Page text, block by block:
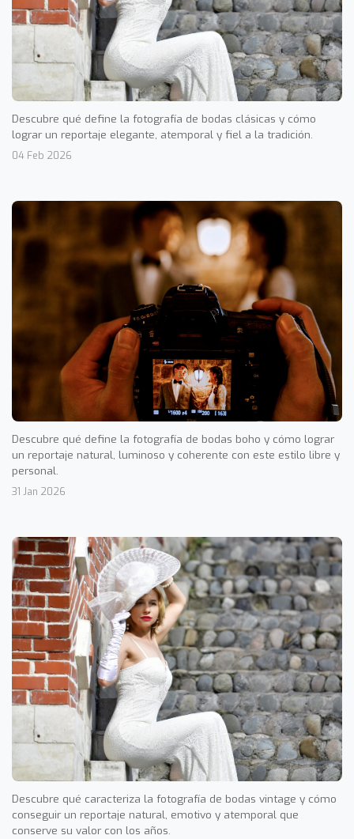
Descubre qué define la fotografía de bodas clásicas y cómo
lograr un reportaje elegante, atemporal y fiel a la tradición.
04 Feb 2026
Descubre qué define la fotografía de bodas boho y cómo lograr
un reportaje natural, luminoso y coherente con este estilo libre y
personal.
31 Jan 2026
Descubre qué caracteriza la fotografía de bodas vintage y cómo
conseguir un reportaje natural, emotivo y atemporal que
conserve su valor con los años.